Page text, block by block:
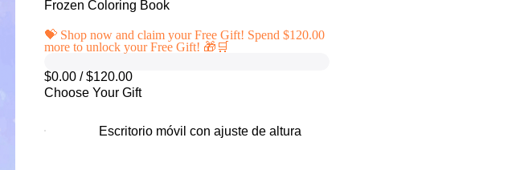
Frozen Coloring Book
💝 Shop now and claim your Free Gift! Spend $120.00
more to unlock your Free Gift! 🎁🛒
$0.00 / $120.00
Choose Your Gift
Escritorio móvil con ajuste de altura